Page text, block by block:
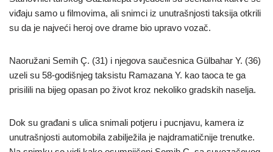
viđaju samo u filmovima, ali snimci iz unutrašnjosti taksija otkrili
su da je najveći heroj ove drame bio upravo vozač.
Naoružani Semih Ç. (31) i njegova saučesnica Gülbahar Y. (36)
uzeli su 58-godišnjeg taksistu Ramazana Y. kao taoca te ga
prisilili na bijeg opasan po život kroz nekoliko gradskih naselja.
Dok su građani s ulica snimali potjeru i pucnjavu, kamera iz
unutrašnjosti automobila zabilježila je najdramatičnije trenutke.